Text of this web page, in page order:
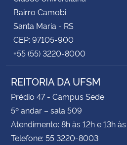
Bairro Camobi
Santa Maria - RS
CEP: 97105-900
+55 (55) 3220-8000
REITORIA DA UFSM
Prédio 47 - Campus Sede
5º andar – sala 509
Atendimento: 8h às 12h e 13h às
Telefone: 55 3220-8003